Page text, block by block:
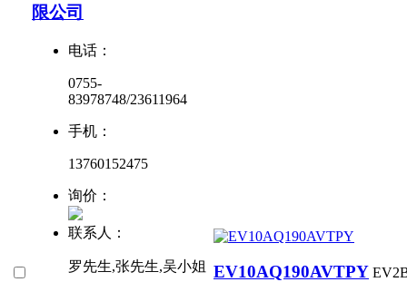
限公司
电话：
0755-
83978748/23611964
手机：
13760152475
询价：
联系人：
罗先生,张先生,吴小姐 EV10AQ190AVTPY EV2